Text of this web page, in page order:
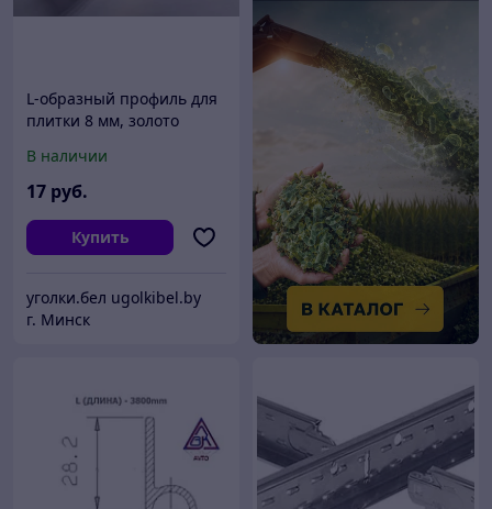
L-образный профиль для
плитки 8 мм, золото
В наличии
17 руб.
Купить
уголки.бел ugolkibel.by
г. Минск